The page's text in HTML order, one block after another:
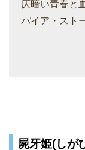
仄暗い青春と
パイア・スト
屍牙姫(しが